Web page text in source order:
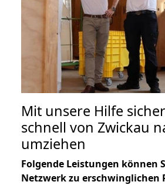
Mit unsere Hilfe
schnell von Zwickau
umziehen
Folgende Leistungen können
Netzwerk zu erschwinglichen